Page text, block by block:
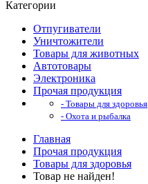
Категории
Отпугиватели
Уничтожители
Товары для животных
Автотовары
Электроника
Прочая продукция
- Товары для здоровья
- Охота и рыбалка
Главная
Прочая продукция
Товары для здоровья
Товар не найден!